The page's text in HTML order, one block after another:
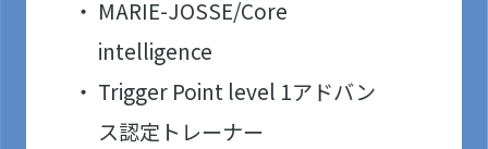
MARIE-JOSSE/Core
intelligence
Trigger Point level 1アドバン
ス認定トレーナー